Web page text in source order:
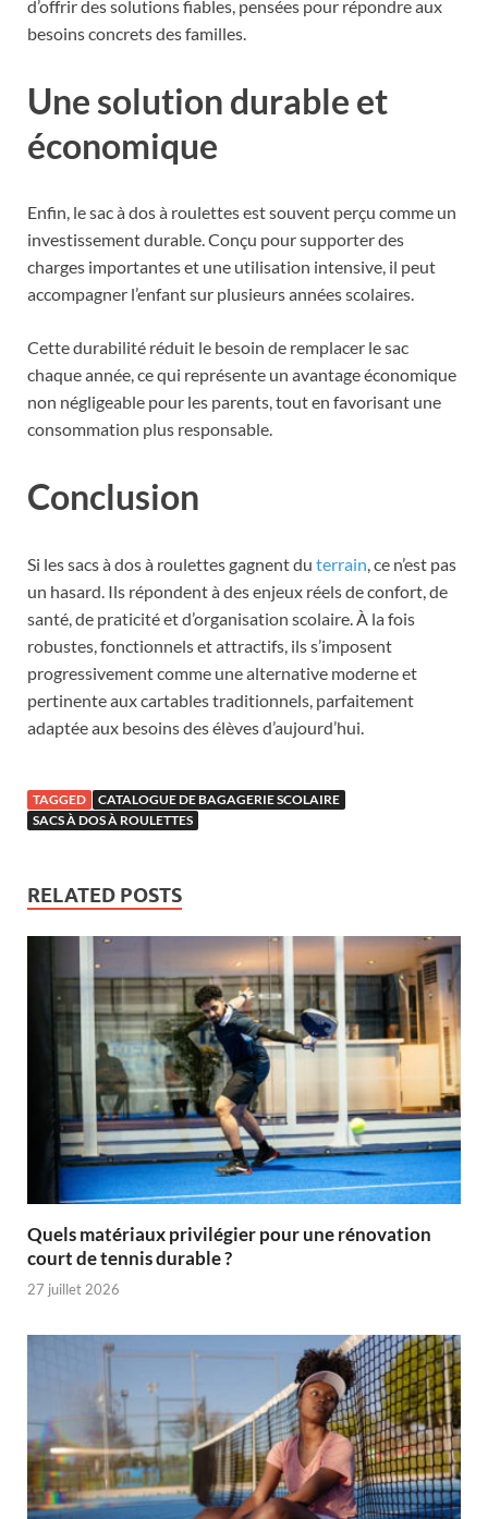
d’offrir des solutions fiables, pensées pour répondre aux
besoins concrets des familles.
Une solution durable et
économique
Enfin, le sac à dos à roulettes est souvent perçu comme un
investissement durable. Conçu pour supporter des
charges importantes et une utilisation intensive, il peut
accompagner l’enfant sur plusieurs années scolaires.
Cette durabilité réduit le besoin de remplacer le sac
chaque année, ce qui représente un avantage économique
non négligeable pour les parents, tout en favorisant une
consommation plus responsable.
Conclusion
Si les sacs à dos à roulettes gagnent du terrain, ce n’est pas
un hasard. Ils répondent à des enjeux réels de confort, de
santé, de praticité et d’organisation scolaire. À la fois
robustes, fonctionnels et attractifs, ils s’imposent
progressivement comme une alternative moderne et
pertinente aux cartables traditionnels, parfaitement
adaptée aux besoins des élèves d’aujourd’hui.
TAGGED
CATALOGUE DE BAGAGERIE SCOLAIRE
SACS À DOS À ROULETTES
RELATED POSTS
Quels matériaux privilégier pour une rénovation
court de tennis durable ?
27 juillet 2026